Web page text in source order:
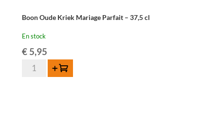
Boon Oude Kriek Mariage Parfait – 37,5 cl
En stock
€5,95
quantité
Ajouter au panier